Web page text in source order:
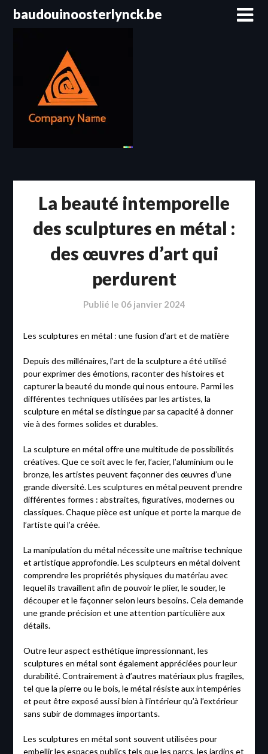
Passerbaudouinoosterlynck.be
La beauté intemporelle
des sculptures en métal :
des œuvres d’art qui
perdurent
Publié le 06 janvier 2024
Les sculptures en métal : une fusion d’art et de matière
Depuis des millénaires, l’art de la sculpture a été utilisé
pour exprimer des émotions, raconter des histoires et
capturer la beauté du monde qui nous entoure. Parmi les
différentes techniques utilisées par les artistes, la
sculpture en métal se distingue par sa capacité à donner
vie à des formes solides et durables.
La sculpture en métal offre une multitude de possibilités
créatives. Que ce soit avec le fer, l’acier, l’aluminium ou le
bronze, les artistes peuvent façonner des œuvres d’une
grande diversité. Les sculptures en métal peuvent prendre
différentes formes : abstraites, figuratives, modernes ou
classiques. Chaque pièce est unique et porte la marque de
l’artiste qui l’a créée.
La manipulation du métal nécessite une maîtrise technique
et artistique approfondie. Les sculpteurs en métal doivent
comprendre les propriétés physiques du matériau avec
lequel ils travaillent afin de pouvoir le plier, le souder, le
découper et le façonner selon leurs besoins. Cela demande
une grande précision et une attention particulière aux
détails.
Outre leur aspect esthétique impressionnant, les
sculptures en métal sont également appréciées pour leur
durabilité. Contrairement à d’autres matériaux plus fragiles,
tel que la pierre ou le bois, le métal résiste aux intempéries
et peut être exposé aussi bien à l’intérieur qu’à l’extérieur
sans subir de dommages importants.
Les sculptures en métal sont souvent utilisées pour
embellir les espaces publics tels que les parcs, les jardins et